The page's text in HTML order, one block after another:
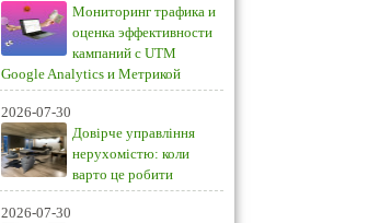
Мониторинг трафика и
оценка эффективности
кампаний с UTM
Google Analytics и Метрикой
2026-07-30
Довірче управління
нерухомістю: коли
варто це робити
2026-07-30